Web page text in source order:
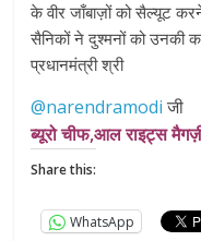
के वीर जाँबाज़ों को सैल्यूट
सैनिकों ने दुश्मनों को उनकी
प्रधानमंत्री श्री
@narendramodiजी
ब्यूरो चीफ,आल राइट्स
Share this:
WhatsApp